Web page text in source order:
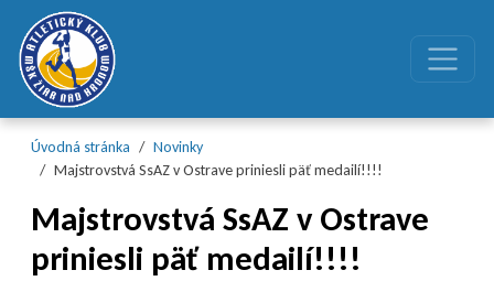
Preskočiť na obsah
Preskočiť na hlavné menu
Úvodná stránka
Novinky
Majstrovstvá SsAZ v Ostrave priniesli päť medailí!!!!
Majstrovstvá SsAZ v Ostrave
priniesli päť medailí!!!!